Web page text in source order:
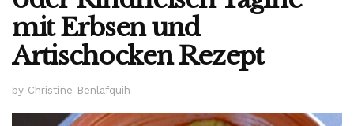
mit Erbsen und
Artischocken Rezept
by Christine Benlafquih